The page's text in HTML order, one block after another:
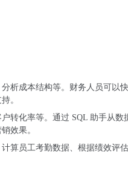
析成本结构等。财务人员可以
。
转化率等。通过 SQL 助手从数
效果。
算员工考勤数据、根据绩效评